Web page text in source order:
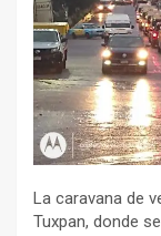
La caravana de
Tuxpan, donde